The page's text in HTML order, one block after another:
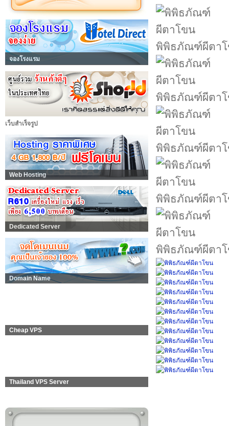
จองโรงแรม
เว็บสำเร็จรูป
Web Hosting
Dedicated Server
Domain Name
Cheap VPS
Thailand VPS Server
พิพิธภัณฑ์ผีตา
พิพิธภัณฑ์ผีตา
พิพิธภัณฑ์ผีตา
พิพิธภัณฑ์ผีตา
พิพิธภัณฑ์ผีตา